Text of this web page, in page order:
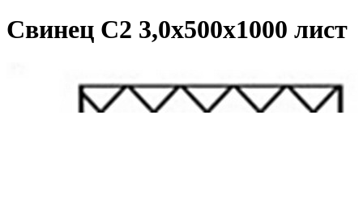
Свинец С2 3,0х500х1000 лист